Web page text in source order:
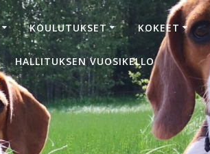
KOULUTUKSET KOKEET
HALLITUKSEN VUOSIKELLO